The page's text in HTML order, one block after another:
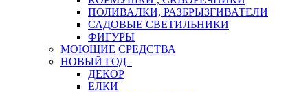
ПОЛИВАЛКИ, РАЗБРЫЗГИВАТЕЛИ
САДОВЫЕ СВЕТИЛЬНИКИ
ФИГУРЫ
МОЮЩИЕ СРЕДСТВА
НОВЫЙ ГОД
ДЕКОР
ЕЛКИ